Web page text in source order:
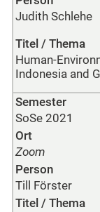
Judith Schlehe
Titel / Thema
Human-
Indonesia and
Semester
SoSe 2021
Ort
Zoom
Person
Till Förster
Titel / Thema